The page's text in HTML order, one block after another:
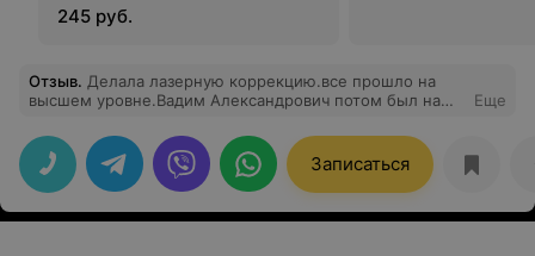
245 руб.
Отзыв. Делала лазерную коррекцию.все прошло на
высшем уровне.Вадим Александрович потом был на
заряжающей энергетикой! Это настоящий
профессионал, которому я желаю только
положительных результатов и огромного
удовлетворения от проделанной работы. Крепкого Вам
здоровья и легких пациентов.
Еще
Записаться